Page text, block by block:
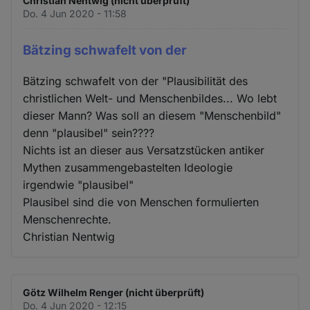
Do. 4 Jun 2020 - 11:58
Bätzing schwafelt von der
Bätzing schwafelt von der "Plausibilität des
christlichen Welt- und Menschenbildes... Wo lebt
dieser Mann? Was soll an diesem "Menschenbild"
denn "plausibel" sein????
Nichts ist an dieser aus Versatzstücken antiker
Mythen zusammengebastelten Ideologie
irgendwie "plausibel"
Plausibel sind die von Menschen formulierten
Menschenrechte.
Christian Nentwig
Götz Wilhelm Renger (nicht überprüft)
Do. 4 Jun 2020 - 12:15